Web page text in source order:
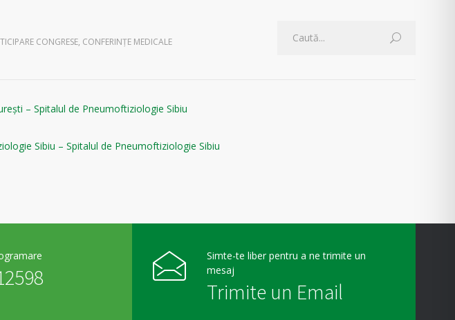
CONGRESE, CONFERINȚE MEDICALE
– Spitalul de Pneumoftiziologie Sibiu
Sibiu – Spitalul de Pneumoftiziologie Sibiu
Simte-te liber pentru a ne trimite un
mesaj
Trimite un Email